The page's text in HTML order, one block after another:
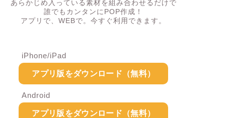
あらかじめ入っている素材を組み合わせるだけで
誰でもカンタンにPOP作成！
アプリで、WEBで。今すぐ利用できます。
iPhone/iPad
アプリ版をダウンロード（無料）
Android
アプリ版をダウンロード（無料）